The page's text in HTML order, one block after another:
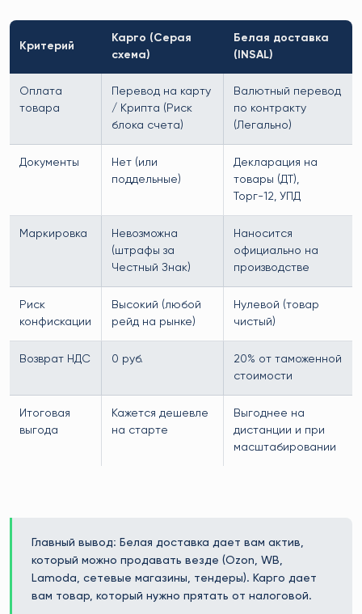
Критерий
Карго (Серая
схема)
Белая доставка
(INSAL)
Оплата
товара
Перевод на карту
/ Крипта (Риск
блока счета)
Валютный перевод
по контракту
(Легально)
Документы
Нет (или
поддельные)
Декларация на
товары (ДТ),
Торг-12, УПД
Маркировка
Невозможна
(штрафы за
Честный Знак)
Наносится
официально на
производстве
Риск
конфискации
Высокий (любой
рейд на рынке)
Нулевой (товар
чистый)
Возврат НДС 0 руб.
20% от таможенной
стоимости
Итоговая
выгода
Кажется дешевле
на старте
Выгоднее на
дистанции и при
масштабировании
Главный вывод: Белая доставка дает вам актив,
который можно продавать везде (Ozon, WB,
Lamoda, сетевые магазины, тендеры). Карго дает
вам товар, который нужно прятать от налоговой.